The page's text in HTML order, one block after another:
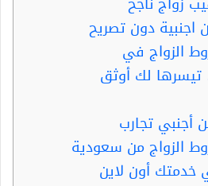
دون تصريح
الزواج في
تيسرها لك أوثق
أجنبي تجارب
الزواج من سعودية
أون لاين